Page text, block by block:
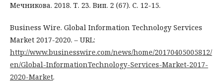
Мечникова. 2018. Т. 23. Вип. 2 (67). С. 12-15.
Business Wire. Global Information Technology Services
Market 2017-2020. – URL:
http://www.businesswire.com/news/home/20170405005812/
en/Global-InformationTechnology-Services-Market-2017-
2020-Market.